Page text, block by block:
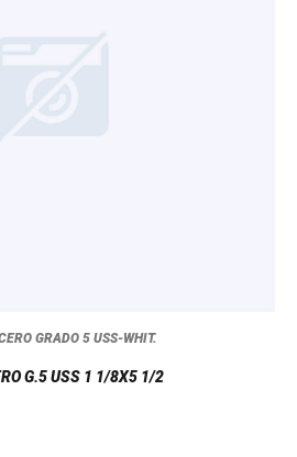
GRADO 5 USS-WHIT.
G.5 USS 1 1/8X5 1/2